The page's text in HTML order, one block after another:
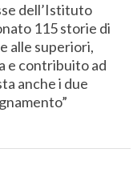
dell’Istituto
115 storie di
alle superiori,
e contribuito ad
anche i due